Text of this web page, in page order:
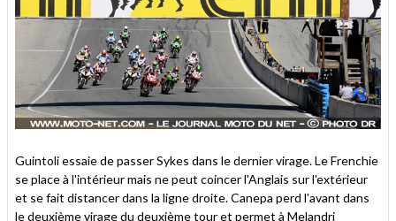
Guintoli essaie de passer Sykes dans le dernier virage. Le Frenchie
se place à l'intérieur mais ne peut coincer l'Anglais sur l'extérieur
et se fait distancer dans la ligne droite. Canepa perd l'avant dans
le deuxième virage du deuxième tour et permet à Melandri